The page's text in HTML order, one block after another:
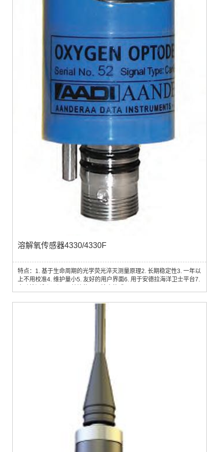
溶解氧传感器4330/4330F
特点：1. 基于生命周期的光学荧光淬灭测量原理2. 长期稳定性3. 一年以
上不用校准4. 维护量小5. 友好的用户界面6. 用于安德拉海洋卫士平台7.
究的示踪剂，对于缺氧环境，溶氧的监测至关重要，例如：1.近岸具有